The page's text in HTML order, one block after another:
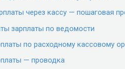
через кассу — пошаговая
зарплаты по ведомости
по расходному кассовому
— проводка